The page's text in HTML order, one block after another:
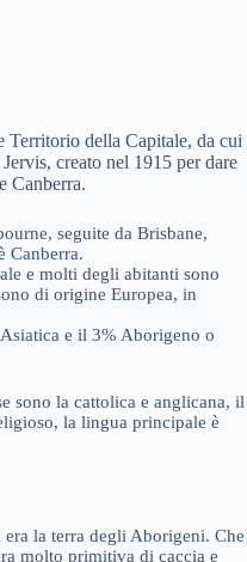
della Capitale, da cui
creato nel 1915 per dare
Canberra.
seguite da Brisbane,
Canberra.
e molti degli abitanti sono
di origine Europea, in
e il 3% Aborigeno o
sono la cattolica e anglicana, il
la lingua principale è
la terra degli Aborigeni. Che
molto primitiva di caccia e